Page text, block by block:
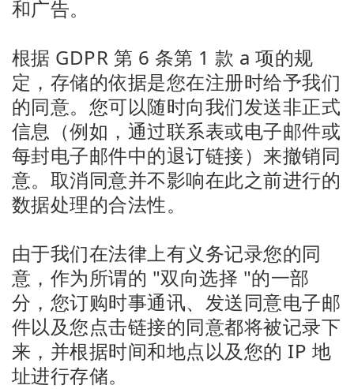
和广告。
根据 GDPR 第 6 条第 1 款 a 项的规
定，存储的依据是您在注册时给予我们
的同意。您可以随时向我们发送非正式
信息（例如，通过联系表或电子邮件或
每封电子邮件中的退订链接）来撤销同
意。取消同意并不影响在此之前进行的
数据处理的合法性。
由于我们在法律上有义务记录您的同
意，作为所谓的 "双向选择 "的一部
分，您订购时事通讯、发送同意电子邮
件以及您点击链接的同意都将被记录下
来，并根据时间和地点以及您的 IP 地
址进行存储。